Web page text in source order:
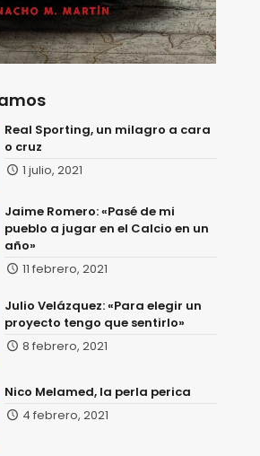
Real Sporting, un milagro a cara
o cruz
1 julio, 2021
Jaime Romero: «Pasé de mi
pueblo a jugar en el Calcio en un
año»
11 febrero, 2021
Julio Velázquez: «Para elegir un
proyecto tengo que sentirlo»
8 febrero, 2021
Nico Melamed, la perla perica
4 febrero, 2021